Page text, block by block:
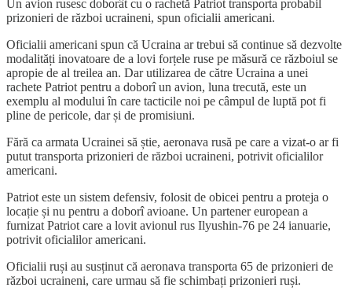
Un avion rusesc doborât cu o rachetă Patriot transporta probabil
prizonieri de război ucraineni, spun oficialii americani.
Oficialii americani spun că Ucraina ar trebui să continue să dezvolte
modalități inovatoare de a lovi forțele ruse pe măsură ce războiul se
apropie de al treilea an. Dar utilizarea de către Ucraina a unei
rachete Patriot pentru a doborî un avion, luna trecută, este un
exemplu al modului în care tacticile noi pe câmpul de luptă pot fi
pline de pericole, dar și de promisiuni.
Fără ca armata Ucrainei să știe, aeronava rusă pe care a vizat-o ar fi
putut transporta prizonieri de război ucraineni, potrivit oficialilor
americani.
Patriot este un sistem defensiv, folosit de obicei pentru a proteja o
locație și nu pentru a doborî avioane. Un partener european a
furnizat Patriot care a lovit avionul rus Ilyushin-76 pe 24 ianuarie,
potrivit oficialilor americani.
Oficialii ruși au susținut că aeronava transporta 65 de prizonieri de
război ucraineni, care urmau să fie schimbați prizonieri ruși.